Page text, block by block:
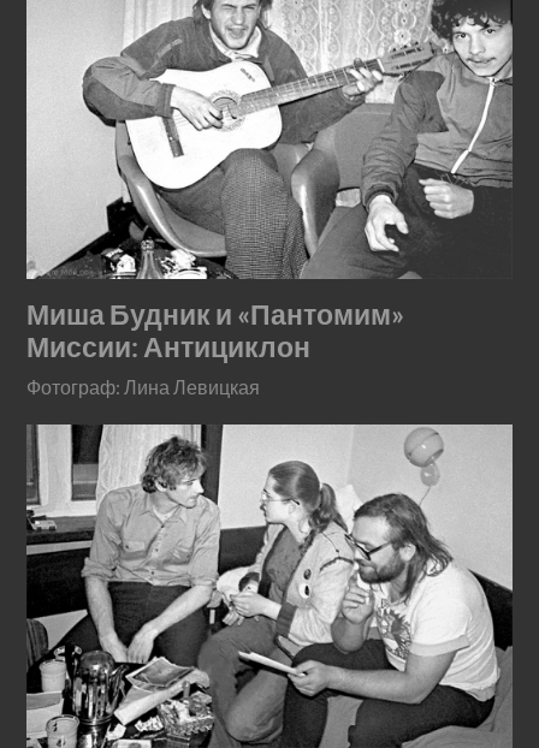
Миша Будник и «Пантомим»
Миссии: Антициклон
Фотограф: Лина Левицкая